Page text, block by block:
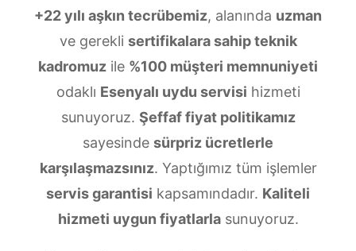
+22 yılı aşkın tecrübemiz, alanında uzman
ve gerekli sertifikalara sahip teknik
kadromuz ile %100 müşteri memnuniyeti
odaklı Esenyalı uydu servisi hizmeti
sunuyoruz. Şeffaf fiyat politikamız
sayesinde sürpriz ücretlerle
karşılaşmazsınız. Yaptığımız tüm işlemler
servis garantisi kapsamındadır. Kaliteli
hizmeti uygun fiyatlarlasunuyoruz.